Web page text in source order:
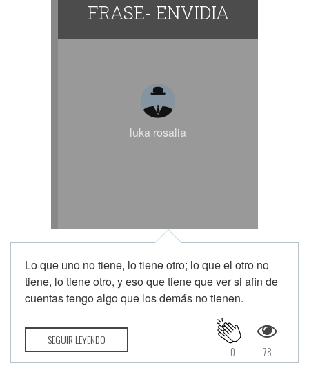
FRASE- ENVIDIA
luka rosalia
Lo que uno no tiene, lo tiene otro; lo que el otro no
tiene, lo tiene otro, y eso que tiene que ver si afin de
cuentas tengo algo que los demás no tienen.
SEGUIR LEYENDO
78
0